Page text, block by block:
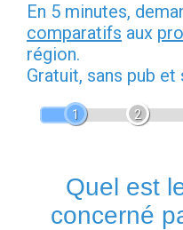
En 5 minutes,
comparatifs aux
région.
Gratuit, sans pub et
1 2
Quel est
concerné